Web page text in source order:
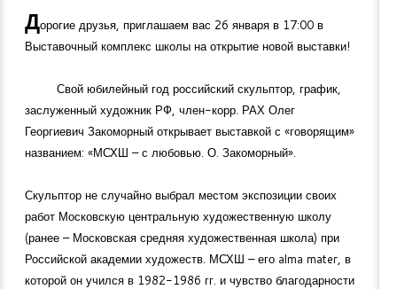
Дорогие друзья, приглашаем вас 26 января в 17:00 в
Выставочный комплекс школы на открытие новой выставки!
Свой юбилейный год российский скульптор, график,
заслуженный художник РФ, член-корр. РАХ Олег
Георгиевич Закоморный открывает выставкой с «говорящим»
названием: «МСХШ – с любовью. О. Закоморный».
Скульптор не случайно выбрал местом экспозиции своих
работ Московскую центральную художественную школу
(ранее – Московская средняя художественная школа) при
Российской академии художеств. МСХШ – его alma mater, в
которой он учился в 1982-1986 гг. и чувство благодарности